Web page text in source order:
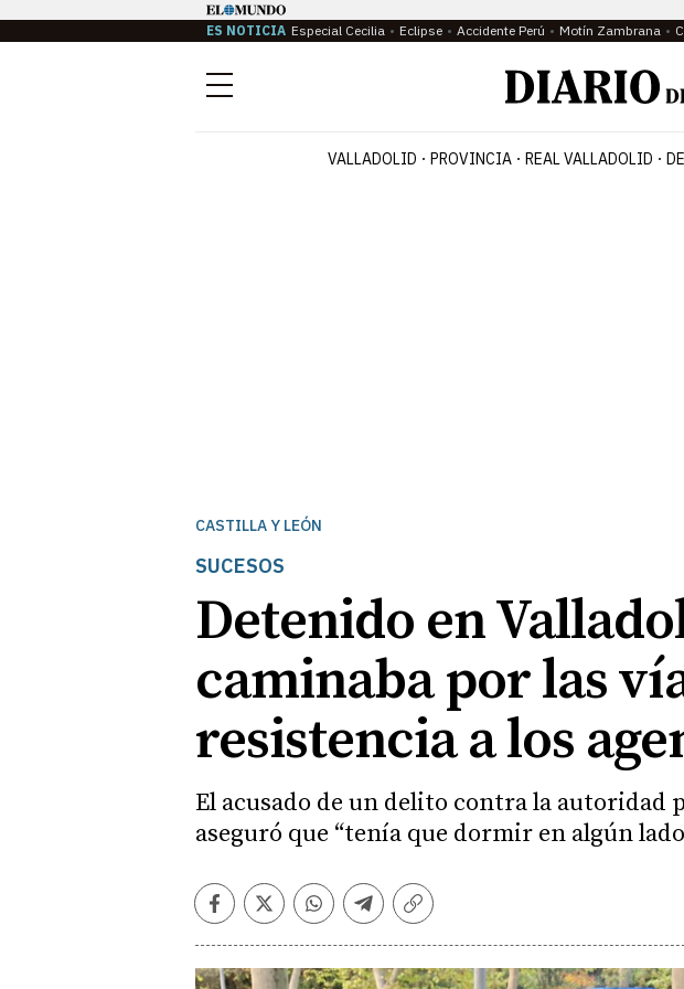
ES NOTICIA Especial Cecilia Eclipse Accidente Perú Motín Zambrana
Menú
VALLADOLID PROVINCIA REAL VALLADOLID
CASTILLA Y LEÓN
SUCESOS
Detenido en
caminaba por las
resistencia a los
El acusado de un delito contra la autoridad
aseguró que “tenía que dormir en algún
Facebook
TwitterWhatsapp
Telegram
Copiar